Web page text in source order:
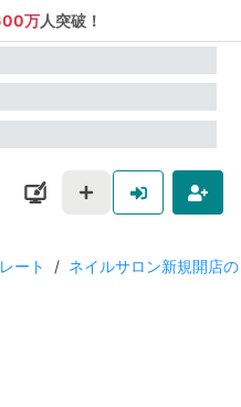
万人突破！
ート / ネイルサロン新規開店の